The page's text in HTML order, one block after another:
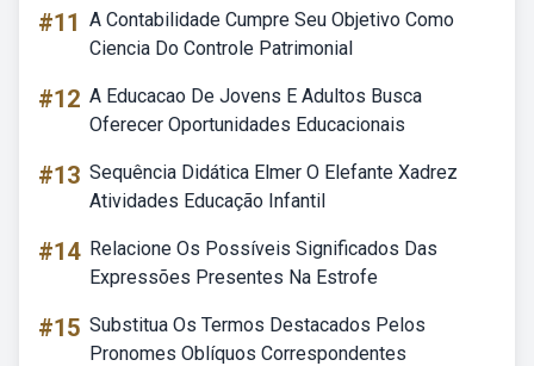
#11 A Contabilidade Cumpre Seu Objetivo Como
Ciencia Do Controle Patrimonial
#12 A Educacao De Jovens E Adultos Busca
Oferecer Oportunidades Educacionais
#13 Sequência Didática Elmer O Elefante Xadrez
Atividades Educação Infantil
#14 Relacione Os Possíveis Significados Das
Expressões Presentes Na Estrofe
#15 Substitua Os Termos Destacados Pelos
Pronomes Oblíquos Correspondentes